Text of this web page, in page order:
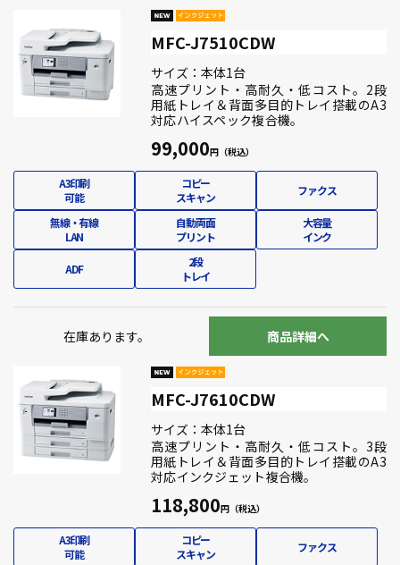
MFC-J7510CDW
サイズ：本体1台
高速プリント・高耐久・低コスト。2段
用紙トレイ＆背面多目的トレイ搭載のA3
対応ハイスペック複合機。
99,000
A3印刷
可能
コピー
スキャン
ファクス
無線・有線
LAN
自動両面
プリント
大容量
インク
ADF
2段
トレイ
在庫あります。 商品詳細へ
MFC-J7610CDW
サイズ：本体1台
高速プリント・高耐久・低コスト。3段
用紙トレイ＆背面多目的トレイ搭載のA3
対応インクジェット複合機。
118,800
A3印刷
可能
コピー
スキャン
ファクス